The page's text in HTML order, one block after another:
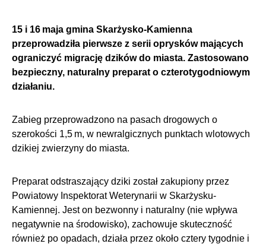
15 i 16 maja gmina Skarżysko‑Kamienna
przeprowadziła pierwsze z serii oprysków mających
ograniczyć migrację dzików do miasta. Zastosowano
bezpieczny, naturalny preparat o czterotygodniowym
działaniu.
Zabieg przeprowadzono na pasach drogowych o
szerokości 1,5 m, w newralgicznych punktach wlotowych
dzikiej zwierzyny do miasta.
Preparat odstraszający dziki został zakupiony przez
Powiatowy Inspektorat Weterynarii w Skarżysku-
Kamiennej. Jest on bezwonny i naturalny (nie wpływa
negatywnie na środowisko), zachowuje skuteczność
również po opadach, działa przez około cztery tygodnie i